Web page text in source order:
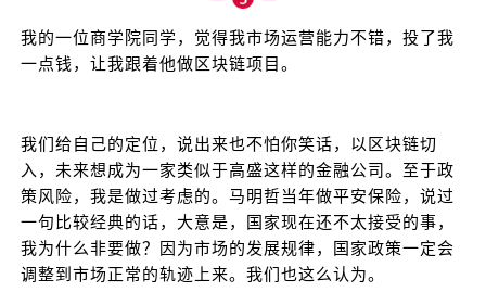
我的一位商学院同学，觉得我市场运营能力不错，投了我
一点钱，让我跟着他做区块链项目。
我们给自己的定位，说出来也不怕你笑话，以区块链切
入，未来想成为一家类似于高盛这样的金融公司。至于政
策风险，我是做过考虑的。马明哲当年做平安保险，说过
一句比较经典的话，大意是，国家现在还不太接受的事，
我为什么非要做？因为市场的发展规律，国家政策一定会
调整到市场正常的轨迹上来。我们也这么认为。